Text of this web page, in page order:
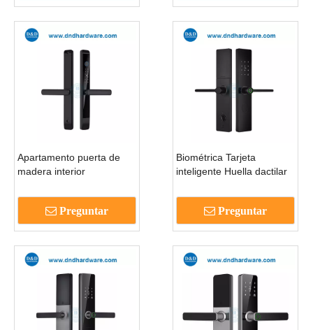
Apartamento puerta de
madera interior
digital electrónica bloqueo
inteligente-dddl010
Preguntar
Biométrica Tarjeta
inteligente Huella dactilar
para puerta de entrada
DDDL009Preguntar